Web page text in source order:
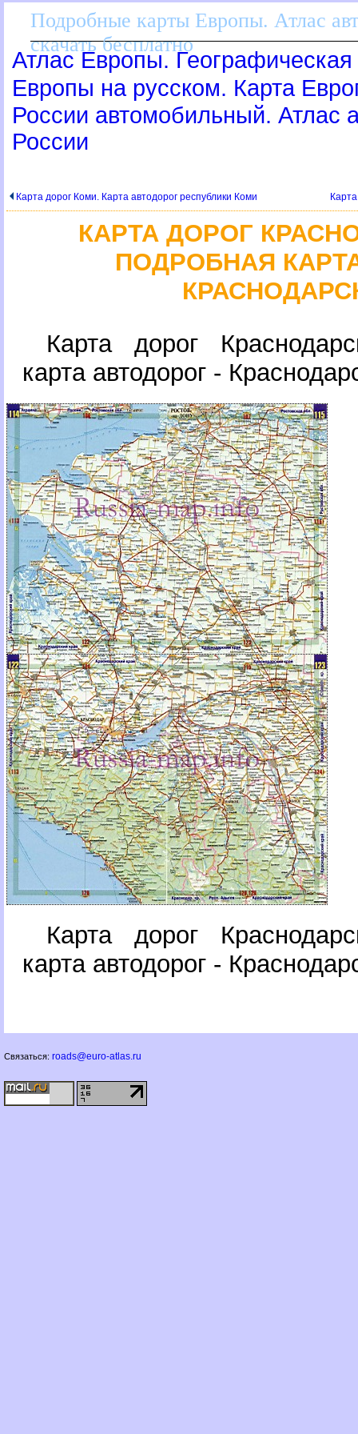
Подробные карты Европы. Атлас
скачать бесплатно
Атлас Европы. Географическая
Европы на русском. Карта
России автомобильный. Атлас
России
Карта дорог Коми. Карта автодорог республики Коми
КАРТА ДОРОГ
ПОДРОБНАЯ
Карта дорог
карта автодорог -
Карта дорог
карта автодорог -
Связаться: roads@euro-atlas.ru